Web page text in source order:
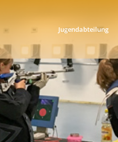
Jugendabteilung